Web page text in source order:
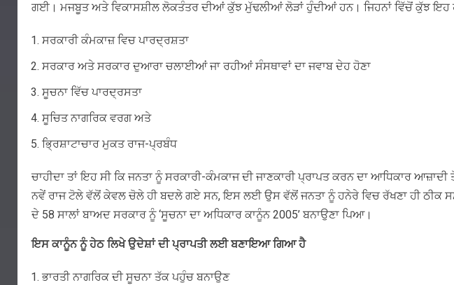
ਗਈ। ਮਜਬੂਤ ਅਤੇ ਵਿਕਾਸਸ਼ੀਲ ਲੋਕਤੰਤਰ ਦੀਆਂ ਕੁੱਝ ਮੁੱਢਲੀਆਂ ਲੋੜਾਂ ਹੁੰਦੀਆਂ ਹਨ। ਜਿਹਨਾਂ ਵਿੱਚੋਂ ਕੁੱਝ ਇਹ
ਸਰਕਾਰੀ ਕੰਮਕਾਜ਼ ਵਿਚ ਪਾਰਦ੍ਰਸ਼ਤਾ
ਸਰਕਾਰ ਅਤੇ ਸਰਕਾਰ ਦੁਆਰਾ ਚਲਾਈਆਂ ਜਾ ਰਹੀਆਂ ਸੰਸਥਾਵਾਂ ਦਾ ਜਵਾਬ ਦੇਹ ਹੋਣਾ
ਸੂਚਨਾ ਵਿੱਚ ਪਾਰਦ੍ਰਸਤਾ
ਸੂਚਿਤ ਨਾਗਰਿਕ ਵਰਗ ਅਤੇ
ਭ੍ਰਿਸ਼ਾਟਾਚਾਰ ਮੁਕਤ ਰਾਜ-ਪ੍ਰਬੰਧ
ਚਾਹੀਦਾ ਤਾਂ ਇਹ ਸੀ ਕਿ ਜਨਤਾ ਨੂੰ ਸਰਕਾਰੀ-ਕੰਮਕਾਜ ਦੀ ਜਾਣਕਾਰੀ ਪ੍ਰਾਪਤ ਕਰਨ ਦਾ ਆਧਿਕਾਰ
ਨਵੇਂ ਰਾਜ ਟੋਲੇ ਵੱਲੋਂ ਕੇਵਲ ਚੋਲੇ ਹੀ ਬਦਲੇ ਗਏ ਸਨ, ਇਸ ਲਈ ਉਸ ਵੱਲੋਂ ਜਨਤਾ ਨੂੰ ਹਨੇਰੇ ਵਿਚ ਰੱਖਣਾ ਹੀ ਠੀਕ
ਦੇ 58 ਸਾਲਾਂ ਬਾਅਦ ਸਰਕਾਰ ਨੂੰ ‘ਸੂਚਨਾ ਦਾ ਅਧਿਕਾਰ ਕਾਨੂੰਨ 2005’ ਬਨਾਉਣਾ ਪਿਆ।
ਇਸ ਕਾਨੂੰਨ ਨੂੰ ਹੇਠ ਲਿਖੇ ਉਦੇਸ਼ਾਂ ਦੀ ਪ੍ਰਾਪਤੀ ਲਈ ਬਣਾਇਆ ਗਿਆ ਹੈ
ਭਾਰਤੀ ਨਾਗਰਿਕ ਦੀ ਸੂਚਨਾ ਤੱਕ ਪਹੁੰਚ ਬਨਾਉਣ